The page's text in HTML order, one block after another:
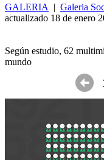
GALERIA
| Galeria
actualizado 18 de enero
Según estudio, 62
mundo